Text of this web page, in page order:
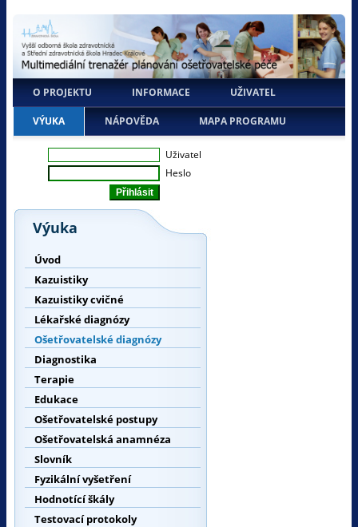
O PROJEKTU INFORMACE UŽIVATEL
VÝUKA NÁPOVĚDA MAPA PROGRAMU
Uživatel
Heslo
Výuka
Úvod
Kazuistiky
Kazuistiky cvičné
Lékařské diagnózy
Ošetřovatelské diagnózy
Diagnostika
Terapie
Edukace
Ošetřovatelské postupy
Ošetřovatelská anamnéza
Slovník
Fyzikální vyšetření
Hodnotící škály
Testovací protokoly